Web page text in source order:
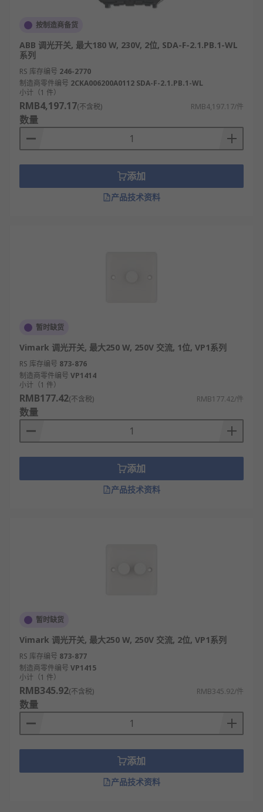
旋钮调光开关
触摸调光开关
遥控调光开关
感应调光开关
调光开关的应用
的不同需求，能直接替换现有的墙壁开关。适
用于家庭居室、公寓、酒店、医院等公共场
如对灯光的明暗搭配，色温冷暖，既可以
根据环境的需要进行调节，也可以起到烘
托氛围的作用；
环保节能的需要，比如公共场所的节能需
求。比如停车场照明、商场照明、道路照
明等。
RS 欧时为您提供了不同品牌的调光开关，如Bodo
Ehmann、MK Electric、Siemens等多款不同规格、
欢迎查看和订购欧时电子的调光开关及相关产品，订
按制造商备货
ABB 调光开关, 最大180 W, 230V, 2位, SDA-F-2.1.PB.1-WL
系列
RS 库存编号 246-2770
制造商零件编号 2CKA006200A0112 SDA-F-2.1.PB.1-WL
小计（1 件）
RMB4,197.17(不含税) RMB4,197.17/件
数量
添加
产品技术资料
暂时缺货
Vimark 调光开关, 最大250 W, 250V 交流, 1位, VP1系列
RS 库存编号 873-876
制造商零件编号 VP1414
小计（1 件）
RMB177.42(不含税) RMB177.42/件
数量
添加
产品技术资料
暂时缺货
Vimark 调光开关, 最大250 W, 250V 交流, 2位, VP1系列
RS 库存编号 873-877
制造商零件编号 VP1415
小计（1 件）
RMB345.92(不含税) RMB345.92/件
数量
添加
产品技术资料